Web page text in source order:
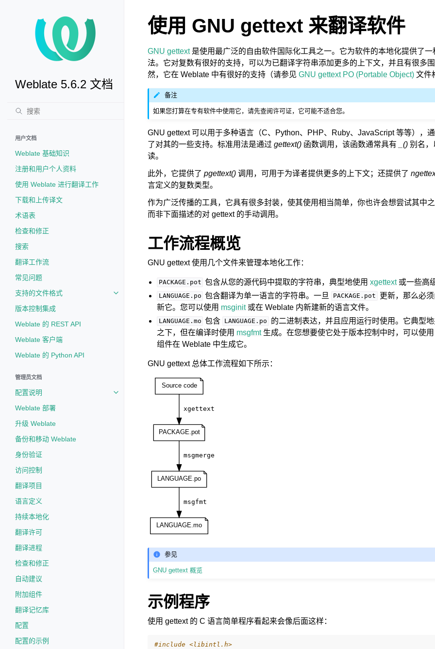
Weblate 5.6.2 文档
用户文档
Weblate 基础知识
注册和用户个人资料
使用 Weblate 进行翻译工作
下载和上传译文
术语表
检查和修正
搜索
翻译工作流
常见问题
支持的文件格式
Toggle navigation of 支持的文件格式
版本控制集成
Weblate 的 REST API
Weblate 客户端
Weblate 的 Python API
管理员文档
配置说明
Toggle navigation of 配置说明
Weblate 部署
升级 Weblate
备份和移动 Weblate
身份验证
访问控制
翻译项目
语言定义
持续本地化
翻译许可
翻译进程
检查和修正
自动建议
附加组件
翻译记忆库
配置
配置的示例
使用 GNU gettext 来翻译软件
GNU gettext是使用最广泛的自由软件国际化工具之一。它为软件的本地化提供了一
法。它对复数有很好的支持，可以为已翻译字符串添加更多的上下文，并且有很多
然，它在 Weblate 中有很好的支持（请参见 GNU gettext PO (Portable Object) 文件
备注
如果您打算在专有软件中使用它，请先查阅许可证，它可能不适合您。
GNU gettext 可以用于多种语言（C、Python、PHP、Ruby、JavaScript 等等），
了对其的一些支持。标准用法是通过 gettext() 函数调用，该函数通常具有 _() 别名，
读。
此外，它提供了 pgettext() 调用，可用于为译者提供更多的上下文；还提供了
言定义的复数类型。
作为广泛传播的工具，它具有很多封装，使其使用相当简单，你也许会想尝试其中
而非下面描述的对 gettext 的手动调用。
工作流程概览
GNU gettext 使用几个文件来管理本地化工作：
PACKAGE.pot 包含从您的源代码中提取的字符串，典型地使用xgettext或一些高
LANGUAGE.po 包含翻译为单一语言的字符串。一旦 PACKAGE.pot 更新，那么必
新它。您可以使用 msginit或在 Weblate 内新建新的语言文件。
LANGUAGE.mo 包含 LANGUAGE.po
的二进制表达，并且应用运行时使用。它典型
之下，但在编译时使用 msgfmt生成。在您想要使它处于版本控制中时，可以使用
组件在 Weblate 中生成它。
GNU gettext 总体工作流程如下所示：
参见
GNU gettext 概览
示例程序
使用 gettext 的 C 语言简单程序看起来会像后面这样：
#include <libintl.h>